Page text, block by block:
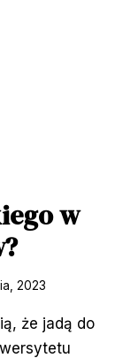
w
2023
że jadą do